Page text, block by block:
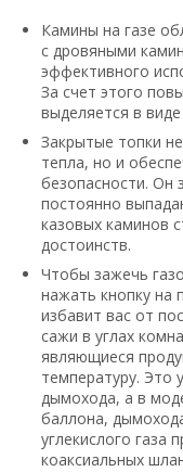
Камины на газе
с дровяными
эффективного
За счет этого
выделяется в
Закрытые топки
тепла, но и
безопасности. Он
постоянно
казовых каминов
достоинств.
Чтобы зажечь
нажать кнопку на
избавит вас от
сажи в углах
являющиеся
температуру. Это
дымохода, а в
баллона,
углекислого газа
коаксиальных